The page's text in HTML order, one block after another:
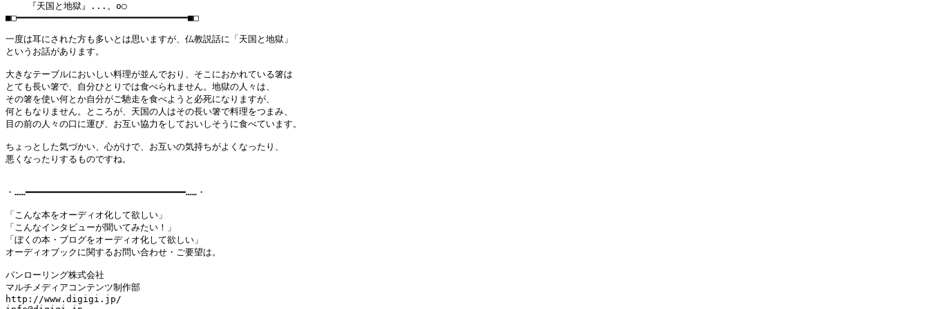
    『天国と地獄』...。o○
■□━━━━━━━━━━━━━━━━━━━━━━━━━━━━━━━■□
一度は耳にされた方も多いとは思いますが、仏教説話に「天国と地獄」
というお話があります。
大きなテーブルにおいしい料理が並んでおり、そこにおかれている箸は
とても長い箸で、自分ひとりでは食べられません。地獄の人々は、
その箸を使い何とか自分がご馳走を食べようと必死になりますが、
何ともなりません。ところが、天国の人はその長い箸で料理をつまみ、
目の前の人々の口に運び、お互い協力をしておいしそうに食べています。
ちょっとした気づかい、心がけで、お互いの気持ちがよくなったり、
悪くなったりするものですね。
・……━━━━━━━━━━━━━━━━━━━━━━━━━━━━━……・
「こんな本をオーディオ化して欲しい」
「こんなインタビューが聞いてみたい！」
「ぼくの本・ブログをオーディオ化して欲しい」
オーディオブックに関するお問い合わせ・ご要望は。
パンローリング株式会社
マルチメディアコンテンツ制作部
http://www.digigi.jp/